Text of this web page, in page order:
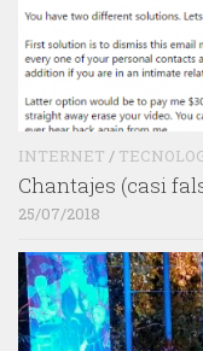
INTERNET /
Chantajes (casi
25/07/2018